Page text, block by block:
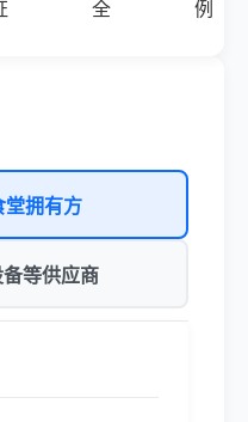
全
例
堂拥有方
等供应商